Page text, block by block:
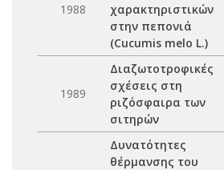
1988
χαρακτηριστικών
στην πεπονιά
(Cucumis melo L.)
1989
Διαζωτοτροφικές
σχέσεις στη
ριζόσφαιρα των
σιτηρών
Δυνατότητες
θέρμανσης του